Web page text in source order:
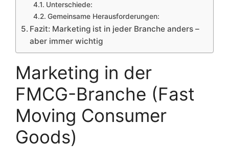
Unterschiede:
Gemeinsame Herausforderungen:
Fazit: Marketing ist in jeder Branche anders –
aber immer wichtig
Marketing in der
FMCG-Branche (Fast
Moving Consumer
Goods)